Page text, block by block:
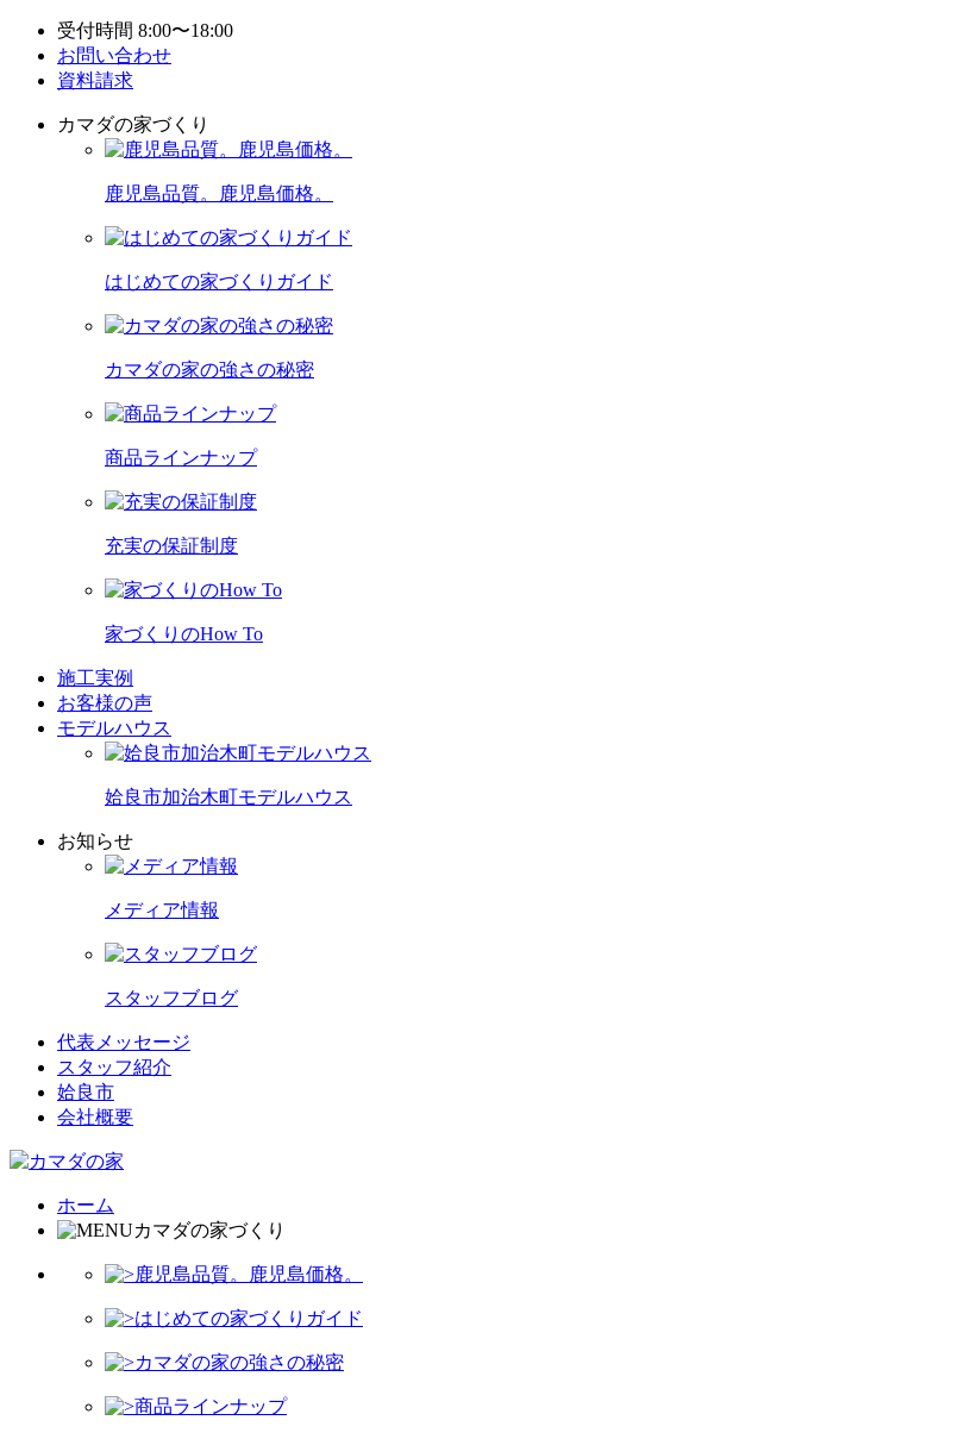
受付時間 8:00〜18:00
お問い合わせ
資料請求
カマダの家づくり
鹿児島品質。鹿児島価格。
はじめての家づくりガイド
カマダの家の強さの秘密
商品ラインナップ
充実の保証制度
家づくりのHow To
施工実例
お客様の声
モデルハウス
姶良市加治木町モデルハウス
お知らせ
メディア情報
スタッフブログ
代表メッセージ
スタッフ紹介
姶良市
会社概要
ホーム
カマダの家づくり
鹿児島品質。鹿児島価格。
はじめての家づくりガイド
カマダの家の強さの秘密
商品ラインナップ